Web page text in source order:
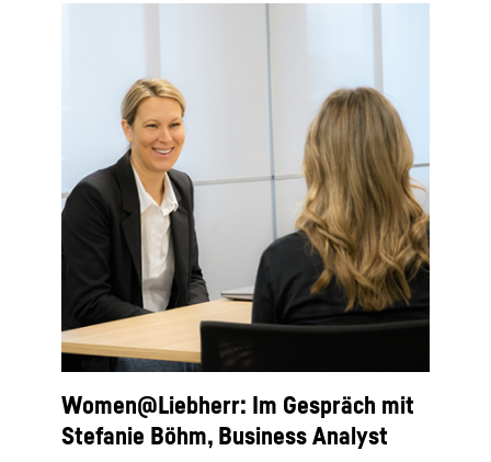
Women@Liebherr: Im Gespräch mit
Stefanie Böhm, Business Analyst